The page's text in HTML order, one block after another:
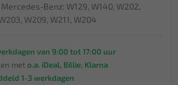
Benz: W129, W140, W202,
W209, W211, W204
van 9:00 tot 17:00 uur
met o.a. iDeal, Billie, Klarna
1-3 werkdagen